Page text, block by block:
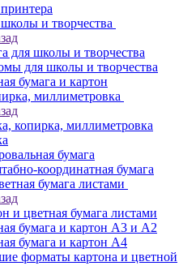
и творчества
для школы и творчества
для школы и творчества
бумага и картон
миллиметровка
копирка, миллиметровка
бумага
координатная бумага
бумага листами
и цветная бумага листами
бумага и картон А3 и А2
бумага и картон А4
форматы картона и цветной